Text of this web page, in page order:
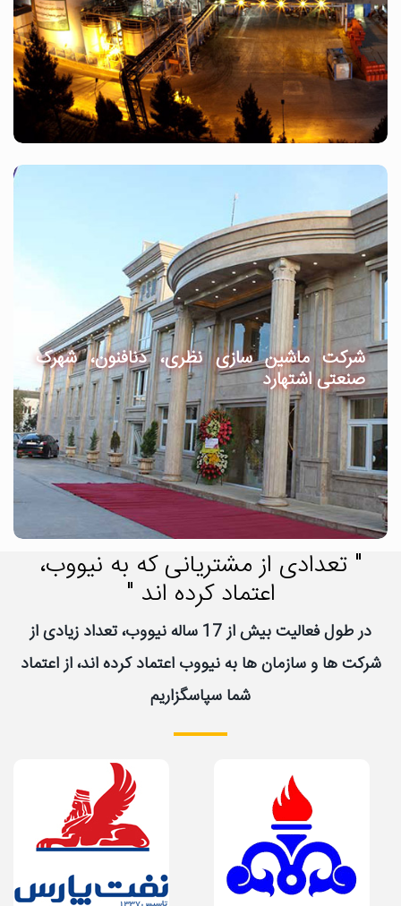
شرکت ماشین سازی نظری، دنافنون، شهرک
صنعتی اشتهارد
" تعدادی از مشتریانی که به نیووب،
اعتماد کرده اند "
در طول فعالیت بیش از 17 ساله نیووب، تعداد زیادی از
شرکت ها و سازمان ها به نیووب اعتماد کرده اند، از اعتماد
شما سپاسگزاریم